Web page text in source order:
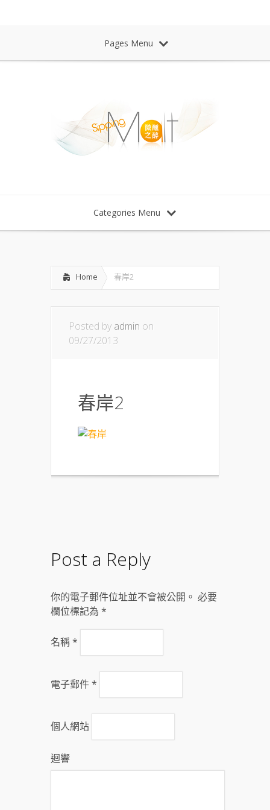
Pages Menu
Categories Menu
Home 春岸2
Posted by admin on
09/27/2013
春岸2
Post a Reply
你的電子郵件位址並不會被公開。 必要
欄位標記為 *
名稱*
電子郵件*
個人網站
迴響